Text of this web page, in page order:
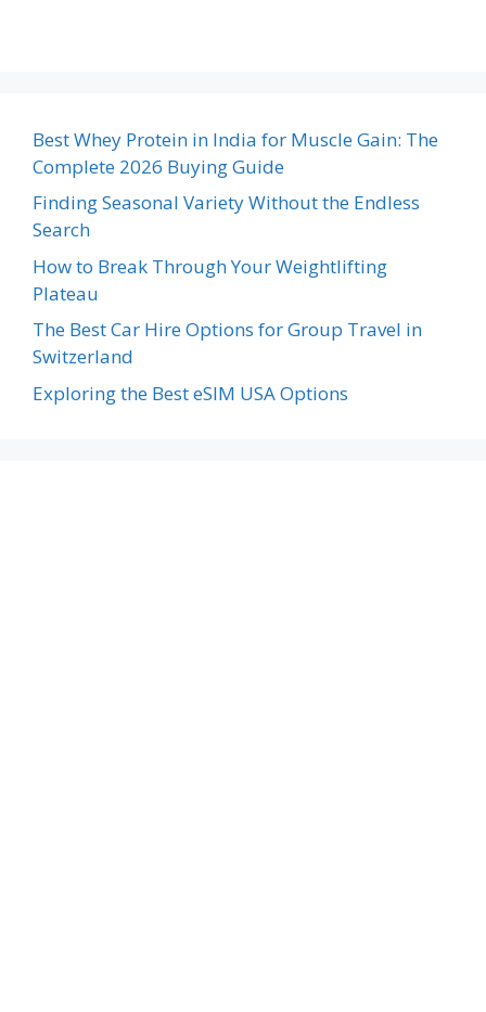
Best Whey Protein in India for Muscle Gain: The
Complete 2026 Buying Guide
Finding Seasonal Variety Without the Endless
Search
How to Break Through Your Weightlifting
Plateau
The Best Car Hire Options for Group Travel in
Switzerland
Exploring the Best eSIM USA Options